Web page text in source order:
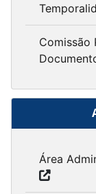
Comissão
Área